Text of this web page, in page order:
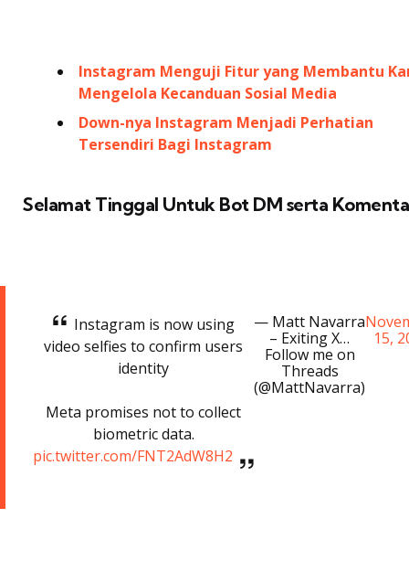
Instagram Menguji Fitur yang Membantu
Mengelola Kecanduan Sosial Media
Down-nya Instagram Menjadi Perhatian
Tersendiri Bagi Instagram
Selamat Tinggal Untuk Bot DM serta
Instagram is now using
video selfies to confirm users
identity
Meta promises not to collect
biometric data.
pic.twitter.com/FNT2AdW8H2
— Matt Navarra
– Exiting X…
Follow me on
Threads
(@MattNavarra)
15,